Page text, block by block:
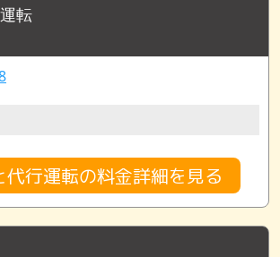
転
代行運転の料金詳細を見る